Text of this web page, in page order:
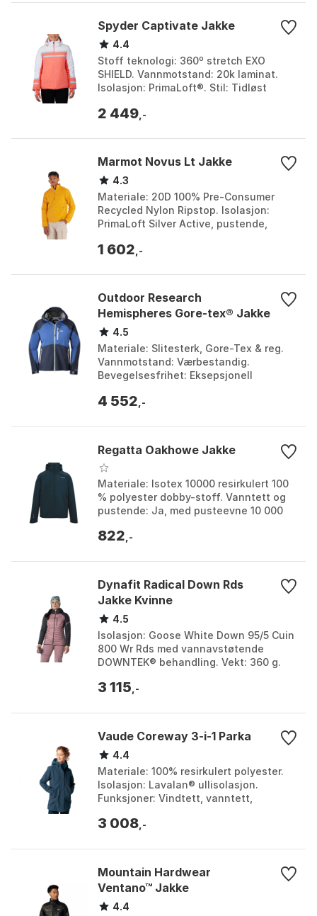
Spyder Captivate Jakke
4.4
Stoff teknologi: 360º stretch EXO
SHIELD. Vannmotstand: 20k laminat.
Isolasjon: PrimaLoft®. Stil: Tidløst
2 449 ,-
Marmot Novus Lt Jakke
4.3
Materiale: 20D 100% Pre-Consumer
Recycled Nylon Ripstop. Isolasjon:
PrimaLoft Silver Active, pustende,
underarm, leddet al...
1 602 ,-
Outdoor Research
Hemispheres Gore-tex® Jakke
4.5
Materiale: Slitesterk, Gore-Tex & reg.
Vannmotstand: Værbestandig.
Bevegelsesfrihet: Eksepsjonell
av ambassadørlaget. Far...
4 552 ,-
Regatta Oakhowe Jakke
Materiale: Isotex 10000 resirkulert 100
% polyester dobby-stoff. Vanntett og
pustende: Ja, med pusteevne 10 000
med snorjus...
822 ,-
Dynafit Radical Down Rds
Jakke Kvinne
4.5
Isolasjon: Goose White Down 95/5 Cuin
800 Wr Rds med vannavstøtende
DOWNTEK® behandling. Vekt: 360 g.
Miniripstop 28 (10...
3 115 ,-
Vaude Coreway 3-i-1 Parka
4.4
Materiale: 100% resirkulert polyester.
Isolasjon: Lavalan® ullisolasjon.
Funksjoner: Vindtett, vanntett,
Klimanøytral produksjon. Far...
3 008 ,-
Mountain Hardwear
Ventano™ Jakke
4.4